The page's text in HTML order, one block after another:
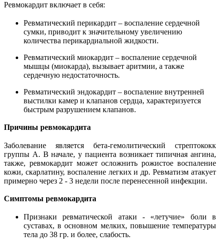
Ревмокардит включает в себя:
Ревматический перикардит – воспаление сердечной
сумки, приводит к значительному увеличению
количества перикардиальной жидкости.
Ревматический миокардит – воспаление сердечной
мышцы (миокарда), вызывает аритмии, а также
сердечную недостаточность.
Ревматический эндокардит – воспаление внутренней
выстилки камер и клапанов сердца, характеризуется
быстрым разрушением клапанов.
Причины ревмокардита
Заболевание является бета-гемолитический стрептококк
группы А. В начале, у пациента возникает типичная ангина,
также, ревмокардит может осложнить рожистое воспаление
кожи, скарлатину, воспаление легких и др. Ревматизм атакует
примерно через 2 - 3 недели после перенесенной инфекции.
Симптомы ревмокардита
Признаки ревматической атаки - «летучие» боли в
суставах, в основном мелких, повышение температуры
тела до 38 гр. и более, слабость.